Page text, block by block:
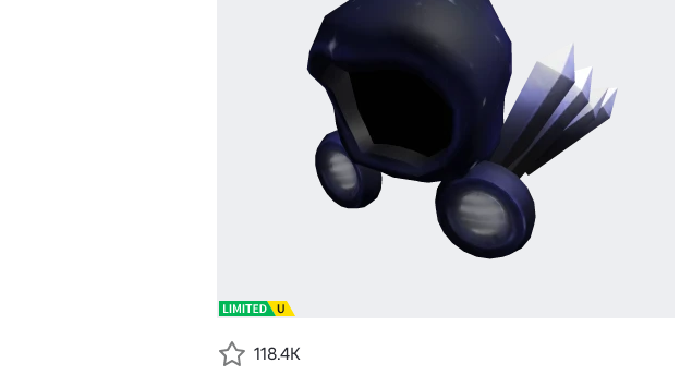
118.4K